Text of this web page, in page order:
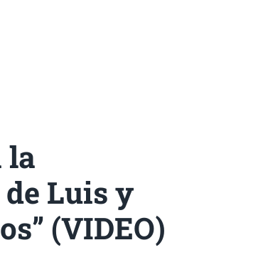
la
Luis y
(VIDEO)